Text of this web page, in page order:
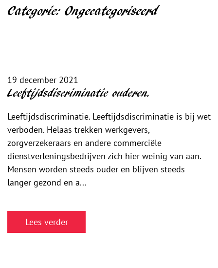
Categorie: Ongecategoriseerd
19 december 2021
Leeftijdsdiscriminatie ouderen.
Leeftijdsdiscriminatie. Leeftijdsdiscriminatie is bij wet
verboden. Helaas trekken werkgevers,
zorgverzekeraars en andere commerciële
dienstverleningsbedrijven zich hier weinig van aan.
Mensen worden steeds ouder en blijven steeds
langer gezond en a...
Lees verder